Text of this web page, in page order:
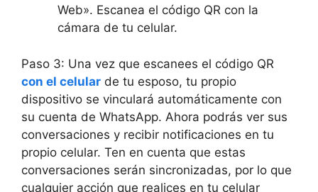
Web». Escanea el código QR con la
cámara de tu celular.
Paso 3: Una vez que escanees el código QR
con el celular de tu esposo, tu propio
dispositivo se vinculará automáticamente con
su cuenta de WhatsApp. Ahora podrás ver sus
conversaciones y recibir notificaciones en tu
propio celular. Ten en cuenta que estas
conversaciones serán sincronizadas, por lo que
cualquier acción que realices en tu celular